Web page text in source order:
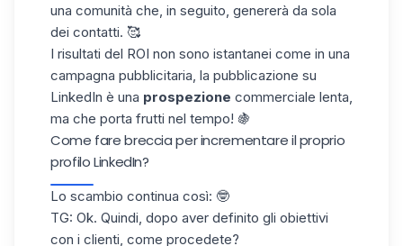
una comunità che, in seguito, genererà da sola
dei contatti. 🥰
I risultati del ROI non sono istantanei come in una
campagna pubblicitaria, la pubblicazione su
LinkedIn è una prospezione commerciale lenta,
ma che porta frutti nel tempo! 🍇
Come fare breccia per incrementare il proprio
profilo LinkedIn?
Lo scambio continua così: 🤓
TG: Ok. Quindi, dopo aver definito gli obiettivi
con i clienti, come procedete?